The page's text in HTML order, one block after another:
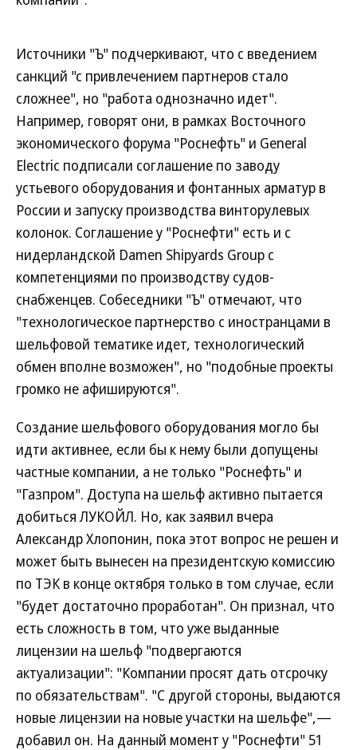
Источники "Ъ" подчеркивают, что с введением
санкций "с привлечением партнеров стало
сложнее", но "работа однозначно идет".
Например, говорят они, в рамках Восточного
экономического форума "Роснефть" и General
Electric подписали соглашение по заводу
устьевого оборудования и фонтанных арматур в
России и запуску производства винторулевых
колонок. Соглашение у "Роснефти" есть и с
нидерландской Damen Shipyards Group с
компетенциями по производству судов-
снабженцев. Собеседники "Ъ" отмечают, что
"технологическое партнерство с иностранцами в
шельфовой тематике идет, технологический
обмен вполне возможен", но "подобные проекты
громко не афишируются".
Создание шельфового оборудования могло бы
идти активнее, если бы к нему были допущены
частные компании, а не только "Роснефть" и
"Газпром". Доступа на шельф активно пытается
добиться ЛУКОЙЛ. Но, как заявил вчера
Александр Хлопонин, пока этот вопрос не решен и
может быть вынесен на президентскую комиссию
по ТЭК в конце октября только в том случае, если
"будет достаточно проработан". Он признал, что
есть сложность в том, что уже выданные
лицензии на шельф "подвергаются
актуализации": "Компании просят дать отсрочку
по обязательствам". "С другой стороны, выдаются
новые лицензии на новые участки на шельфе",—
добавил он. На данный момент у "Роснефти" 51